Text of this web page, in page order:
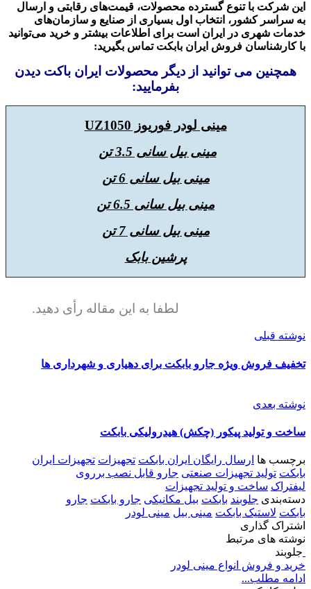
این شرکت با تنوع گسترده محصولات، قیمت‌های رقابتی و ارسال
به سراسر کشور، انتخاب اول بسیاری از صنایع و سازمان‌های
خدمات شهری در ایران است برای اطلاعات بیشتر و خرید می‌توانید
با کارشناسان فروش ایران بابکت تماس بگیرید:
همچنین می توانید از دیگر محصولات ایران باکت دیدن
بفرمایید:
مینی لودر فوریوز UZ1050
مینی بیل سانی 3.5 تن
مینی بیل سانی 6 تن
مینی بیل سانی 6.5 تن
مینی بیل سانی 7 تن
پرشین بابک
لطفا به این مقاله رأی دهید.
نوشته قبلی
تخفیف فروش ویژه جارو بابکت برای دهیاری و شهرداری ها
نوشته بعدی
ساخت و تولید پیکور (چکش) هیدرولیکی بابکت
برچسب ها ارسال رایگان ایران بابکت تجهیزات تجهیزات ایران
بابکت تولید تجهیزات صنعتی جارو قابل نصب برروی
لیفتراک ساخت و تولید تجهیزات
دسته‌بندی جلوبند بابکت بیل مکانیکی جارو بابکت جارو
بابکت لاستیک بابکت مینی بیل مینی لودر
اشتراک گذاری
نوشته های مرتبط
جلوبند
خرید و فروش انواع مینی لودر
ادامه مطلب...